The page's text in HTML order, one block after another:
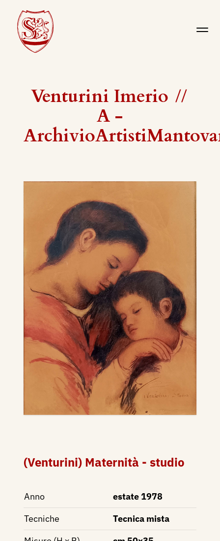
Venturini Imerio //
A -
(Venturini) Maternità - studio
Anno
estate 1978
Tecniche
Tecnica mista